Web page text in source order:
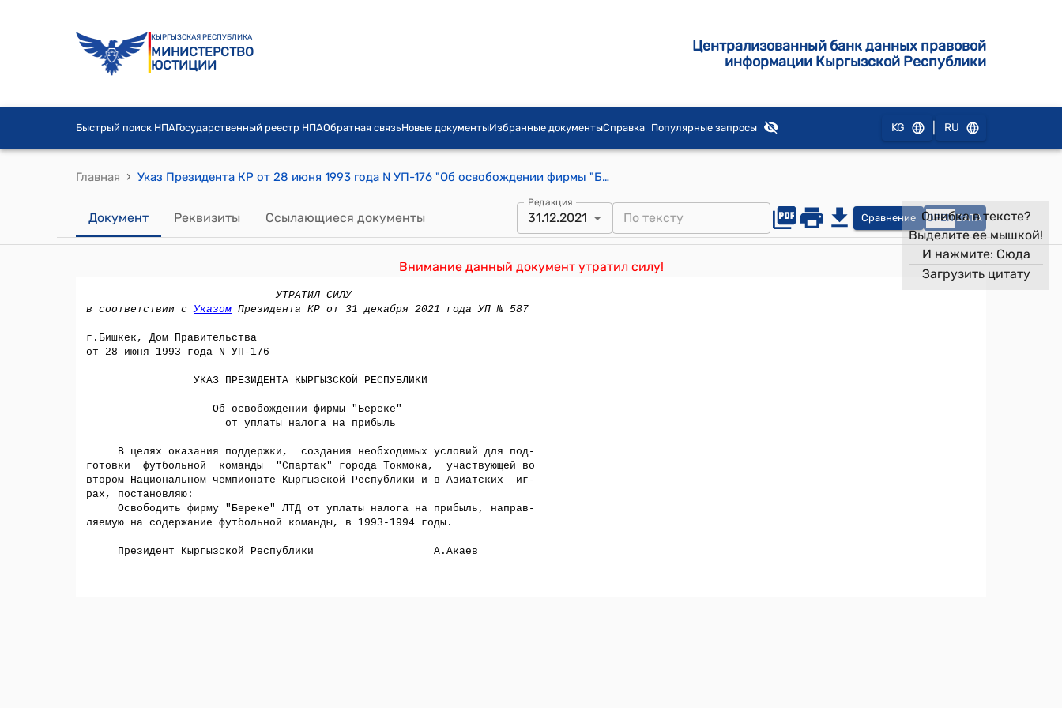
КЫРГЫЗСКАЯ РЕСПУБЛИКА
МИНИСТЕРСТВО
ЮСТИЦИИ
Централизованный банк данных правовой
информации Кыргызской Республики
Быстрый поиск НПАГосударственный реестр НПАОбратная связьНовые документыИзбранные документыСправка Популярные запросы KG RU
Главная › Указ Президента КР от 28 июня 1993 года N УП-176 "Об освобождении фирмы "Береке" от уплаты налога на прибыль"
Документ Реквизиты Ссылающиеся документы
Редакция
31.12.2021 Сравнение OPEN DATA
Внимание данный документ утратил силу!
Ошибка в тексте?
Выделите ее мышкой!
И нажмите: Сюда
Загрузить цитату